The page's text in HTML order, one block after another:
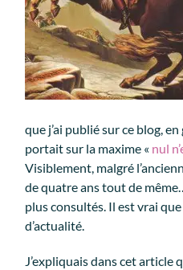
que j’ai publié sur ce blog,
portait sur la maxime « nul
Visiblement, malgré
de quatre ans tout de
plus consultés. Il est vrai
d’actualité.
J’expliquais dans cet